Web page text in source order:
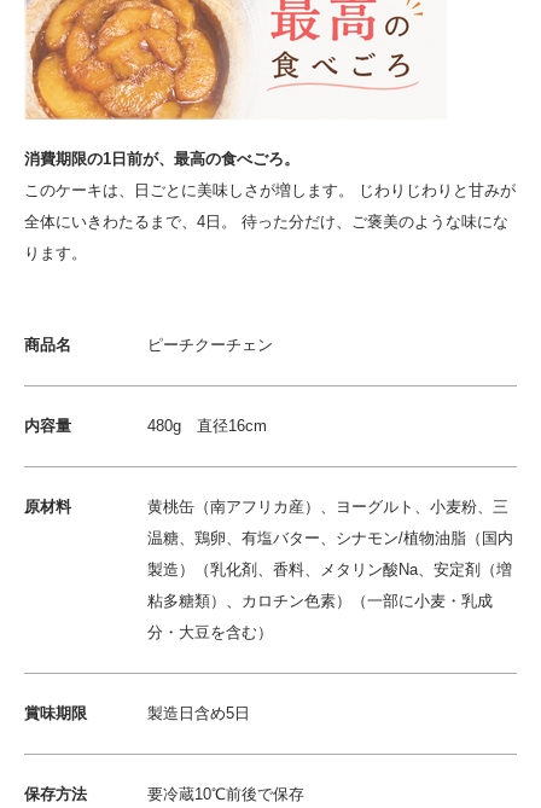
消費期限の1日前が、最高の食べごろ。
このケーキは、日ごとに美味しさが増します。 じわりじわりと甘みが
全体にいきわたるまで、4日。 待った分だけ、ご褒美のような味にな
ります。
商品名 ピーチクーチェン
内容量 480g 直径16cm
原材料
黄桃缶（南アフリカ産）、ヨーグルト、小麦粉、三
温糖、鶏卵、有塩バター、シナモン/植物油脂（国内
製造）（乳化剤、香料、メタリン酸Na、安定剤（増
粘多糖類）、カロチン色素）（一部に小麦・乳成
分・大豆を含む）
賞味期限 製造日含め5日
保存方法 要冷蔵10℃前後で保存